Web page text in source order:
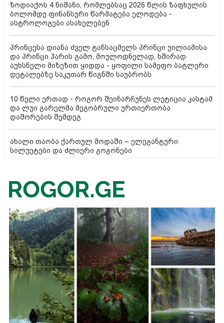
ზოდიაქოს 4 ნიშანი, რომლებსაც 2026 წლის ზაფხულის
ბოლომდე ფინანსური წარმატება ელოდება -
ასტროლოგები ასახელებენ
პრინცესა დიანა ძველ ტანსაცმელს პრინცი უილიამისა
და პრინცი ჰარის გამო, მოულოდნელად, ხშირად
აუხსნელი მიზეზით ყიდდა - ყოფილი სამეფო ბატლერი
დეტალებზე საკუთარ წიგნში საუბრობს
10 წელი ერთად - როგორ შეინარჩუნეს ლეტიცია კასტამ
და ლუი გარელმა მეგობრული ურთიერთობა
დაშორების შემდეგ
ახალი თაობა ქართულ მოდაში – ელეგანტური
სილუეტები და ძლიერი გოგონები